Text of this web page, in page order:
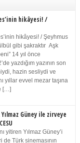
hikâyesi! /
hikâyesi! / Şeyhmus
gibi şakraktır Aşk
14 yıl önce
yazdığım yazının son
hazin sesliydi ve
yıllar evvel mezar taşına
[…]
Güney ile zirveye
yitiren Yılmaz Güney’i
de Türk sinemasının